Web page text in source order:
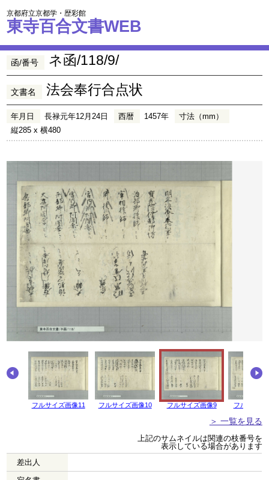
京都府立京都学・歴彩館
東寺百合文書WEB
函/番号 ネ函/118/9/
文書名 法会奉行合点状
年月日 長禄元年12月24日 西暦 1457年
寸法（mm）
縦285 x 横480
フルサイズ画像11 フルサイズ画像10 フルサイズ画像9 フルサイズ
＞ 一覧を見る
上記のサムネイルは関連の枝番号を
表示している場合があります
差出人